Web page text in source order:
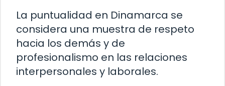
La puntualidad en Dinamarca se
considera una muestra de respeto
hacia los demás y de
profesionalismo en las relaciones
interpersonales y laborales.